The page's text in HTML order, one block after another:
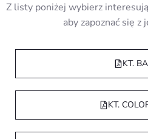
Z listy poniżej wybierz
aby zapoznać się z
KT.
KT.